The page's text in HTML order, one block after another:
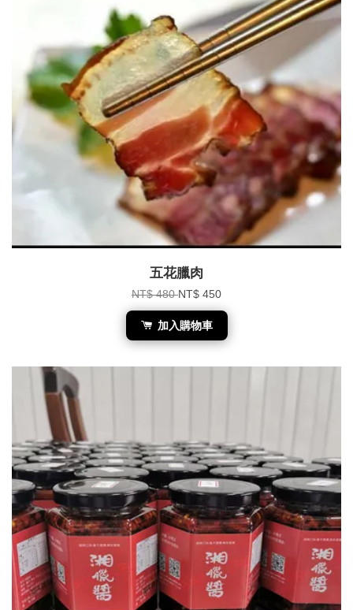
五花臘肉
NT$ 480NT$ 450
加入購物車